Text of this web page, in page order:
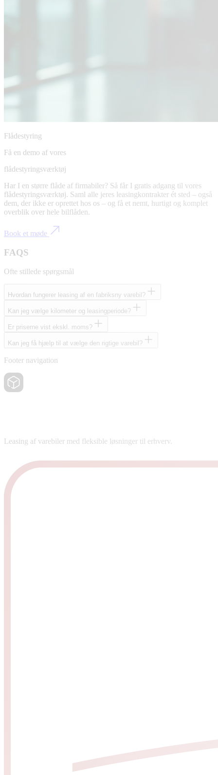
Flådestyring
Få en demo af vores
flådestyringsværktøj
Har I en større flåde af firmabiler? Så får I gratis adgang til vores
flådestyringsværktøj. Saml alle jeres leasingkontrakter ét sted – også
dem, der ikke er oprettet hos os – og få et nemt, hurtigt og komplet
overblik over hele bilflåden.
Book et møde
FAQS
Ofte stillede spørgsmål
Hvordan fungerer leasing af en fabriksny varebil?
Kan jeg vælge kilometer og leasingperiode?
Er priserne vist ekskl. moms?
Kan jeg få hjælp til at vælge den rigtige varebil?
Footer navigation
Leasing af varebiler med fleksible løsninger til erhverv.